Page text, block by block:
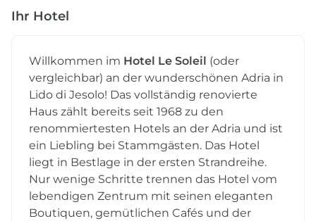
Ihr Hotel
Willkommen im Hotel Le Soleil (oder
vergleichbar) an der wunderschönen Adria in
Lido di Jesolo! Das vollständig renovierte
Haus zählt bereits seit 1968 zu den
renommiertesten Hotels an der Adria und ist
ein Liebling bei Stammgästen. Das Hotel
liegt in Bestlage in der ersten Strandreihe.
Nur wenige Schritte trennen das Hotel vom
lebendigen Zentrum mit seinen eleganten
Boutiquen, gemütlichen Cafés und der